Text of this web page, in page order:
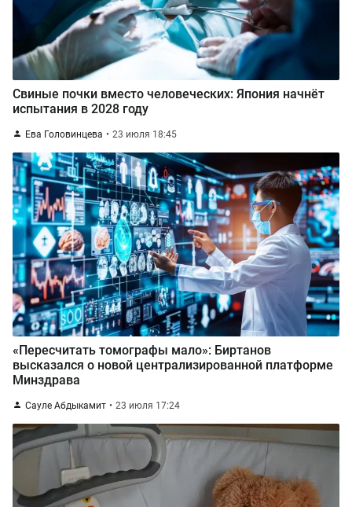
Свиные почки вместо человеческих: Япония начнёт
испытания в 2028 году
Ева Головинцева 23 июля 18:45
«Пересчитать томографы мало»: Биртанов
высказался о новой централизированной платформе
Минздрава
Сауле Абдыкамит 23 июля 17:24